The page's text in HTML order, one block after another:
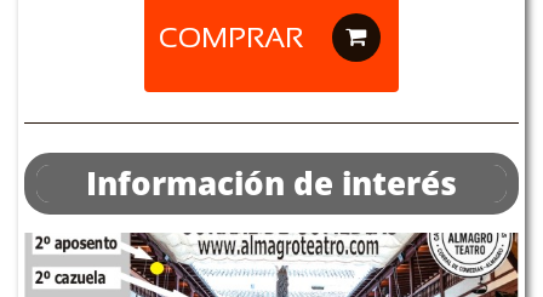
COMPRAR 
Información de interés